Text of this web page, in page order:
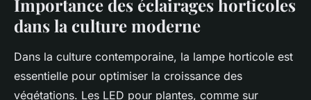
Importance des éclairages horticoles
dans la culture moderne
Dans la culture contemporaine, la lampe horticole est
essentielle pour optimiser la croissance des
végétations. Les LED pour plantes, comme sur